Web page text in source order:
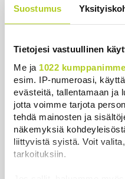
Suostumus
Tietojesi vastuullinen
Me ja 1022 kumppanimme
esim. IP-numeroasi,
evästeitä, tallentamaan ja
jotta voimme tarjota
tehdä mainosten ja
näkemyksiä
liittyvistä syistä. Voit
tarkoituksiin.
käteen”
Uusimmat
Valtiovarainministeriön